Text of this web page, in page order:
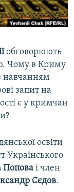
обговорюють
Чому в Криму
навчанням
запит на
є у кримчан
освіти
Українського
Попова і член
Сєдов.